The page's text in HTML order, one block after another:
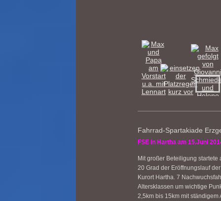
Fahrrad-Spartakiade
FSE in Hartha am 15.Juni
Mit großer Beteiligung
20 Grad der Eröffnungslauf
Kurort Hartha. 7
Altersklassen um wichtige
2,5km bis 15km mit ständigem